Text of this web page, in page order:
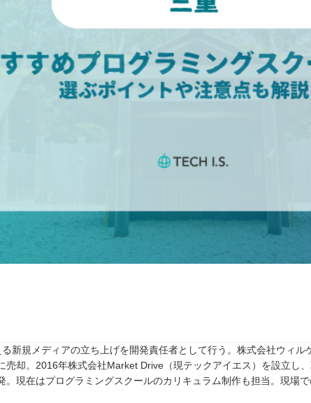
新規メディアの立ち上げを開発責任者として行う。株式会社ウィ
売却。2016年株式会社Market Drive（現テックアイエス）を設立し
。現在はプログラミングスクールのカリキュラム制作も担当。現場